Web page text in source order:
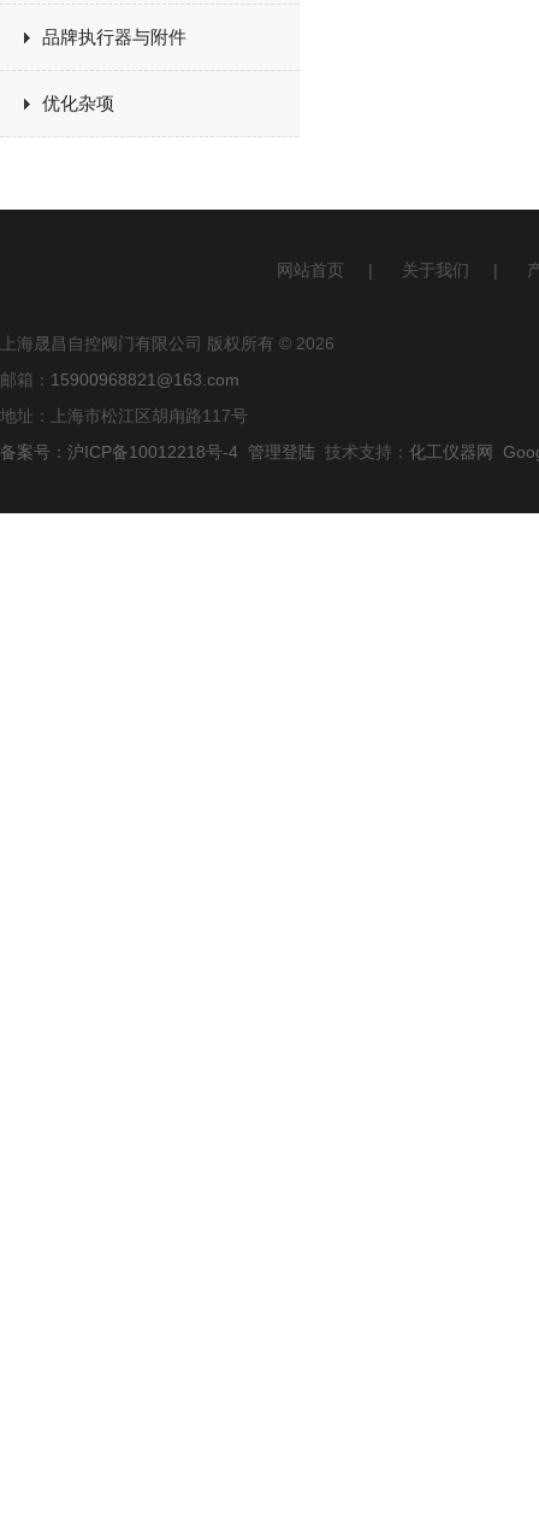
品牌执行器与附件
优化杂项
网站首页 | 关于我们 |
上海晟昌自控阀门有限公司 版权所有 © 2026
邮箱： 15900968821@163.com
地址：上海市松江区胡甪路117号
备案号：沪ICP备10012218号-4 管理登陆 技术支持： 化工仪器网